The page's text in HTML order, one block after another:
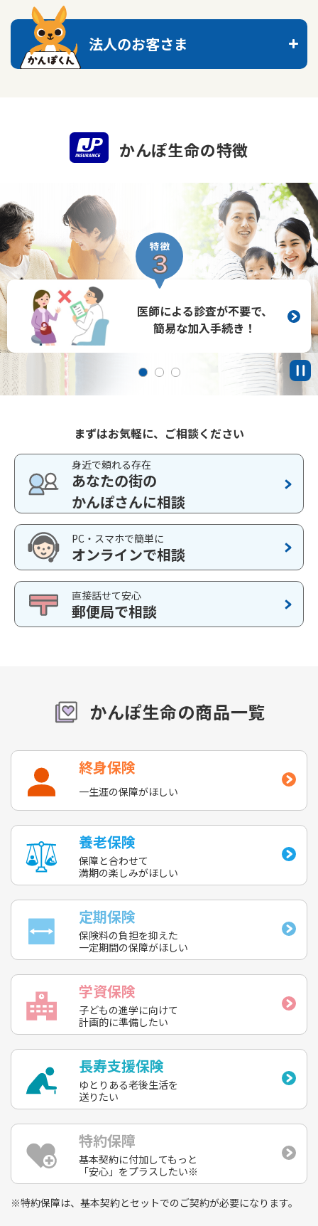
各種サービス・お知らせ
ご契約のしおり・約款（Web約款）
保険用語集
ご契約手続きの流れ
保険料のお払込方法
かんぽアプリ～かんぽの健康と安心を手のひらに～
すこやか健康ラボ
ラジオ体操・みんなの体操
ラジオ体操ポータルサイト
かんぽブランド
お客さまの声／お客さまサービス向上の取組み
かんぽジャンクション
お手続き一覧
保険金等のご請求
ご住所・電話番号のご変更
契約者貸付のご請求
きっかけ・できごとから探す
トップへ
これからの保障を考える
心配ごとから探す
生活の変化から探す
保険かんたん診断
保険の知識を深める
お見積りシミュレーション
ご契約手続きの流れ
法人のお客さま
法人のお客さま向け商品一覧
お役立ち情報
かんぽ生命の団体取扱い
かんぽ生命の特徴
安定した財務基盤で
100年以上お客さまの
生活をサポート！
日本全国どこでも
お手続き可能！
医師による診査が不要で、
簡易な加入手続き！
まずはお気軽に、ご相談ください
身近で頼れる存在
あなたの街の
かんぽさんに相談
PC・スマホで簡単に
オンラインで相談
直接話せて安心
郵便局で相談
かんぽ生命の商品一覧
終身保険
一生涯の保障がほしい
養老保険
保障と合わせて
満期の楽しみがほしい
定期保険
保険料の負担を抑えた
一定期間の保障がほしい
学資保険
子どもの進学に向けて
計画的に準備したい
長寿支援保険
ゆとりある老後生活を
送りたい
特約保障
基本契約に付加してもっと
「安心」をプラスしたい※
※特約保障は、基本契約とセットでのご契約が必要になります。